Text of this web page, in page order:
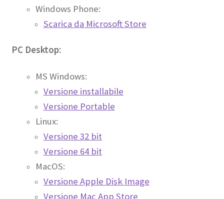
Windows Phone:
Scarica da Microsoft Store
PC Desktop:
MS Windows:
Versione installabile
Versione Portable
Linux:
Versione 32 bit
Versione 64 bit
MacOS:
Versione Apple Disk Image
Versione Mac App Store